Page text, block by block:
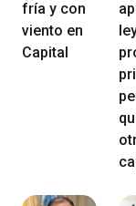
fría y con
viento en
Capital